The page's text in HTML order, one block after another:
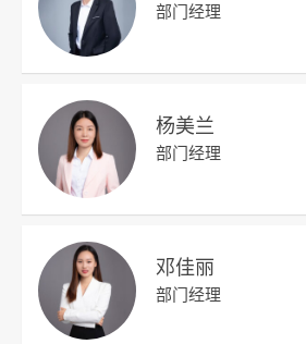
部门经理
杨美兰
部门经理
邓佳丽
部门经理